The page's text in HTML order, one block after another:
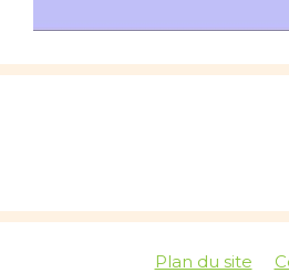
Plan du site